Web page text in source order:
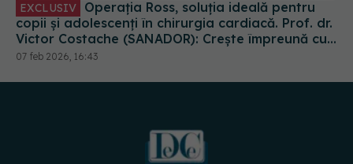
EXCLUSIV
copii și adolescenți în chirurgia cardiacă. Prof. dr.
Victor Costache (SANADOR): Crește împreună cu
ei
07 feb 2026, 16:43